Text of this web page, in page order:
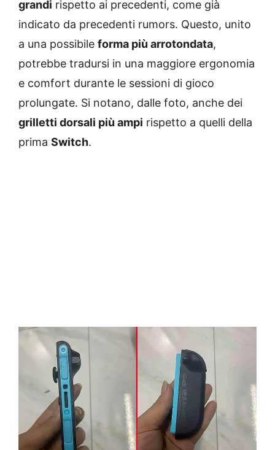
grandi rispetto ai precedenti, come già
indicato da precedenti rumors. Questo, unito
a una possibile forma più arrotondata,
potrebbe tradursi in una maggiore ergonomia
e comfort durante le sessioni di gioco
prolungate. Si notano, dalle foto, anche dei
grilletti dorsali più ampi rispetto a quelli della
prima Switch.